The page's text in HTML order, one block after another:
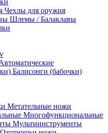
Чехлы для оружия
Шлемы / Балаклавы
Балисонги (бабочки)
Метательные ножи
Многофункциональные
Мультиинструменты